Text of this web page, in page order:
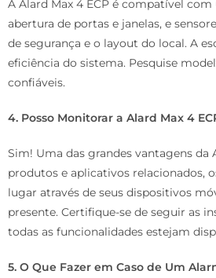
A Alard Max 4 ECP é compatível
abertura de portas e janelas, e
de segurança e o layout do local. A
eficiência do sistema. Pesquise
confiáveis.
4. Posso Monitorar a Alard Max 4
Sim! Uma das grandes vantagens
produtos e aplicativos relacionados,
lugar através de seus dispositivos
presente. Certifique-se de seguir as
todas as funcionalidades estejam
5. O Que Fazer em Caso de Um